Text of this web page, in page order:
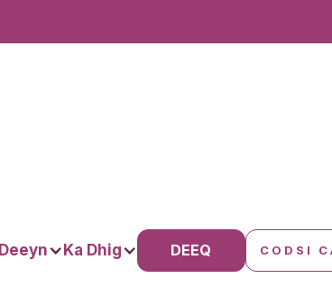
Deeyn Ka Dhig DEEQ CODSI